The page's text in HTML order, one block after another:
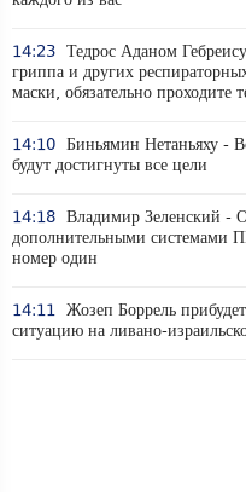
14:23 Тедрос Аданом
гриппа и других
маски, обязательно проходите
14:10 Биньямин Нетаньяху -
будут достигнуты все цели
14:18 Владимир Зеленский -
дополнительными системами
номер один
14:11
Жозеп Боррель
ситуацию на ливано-